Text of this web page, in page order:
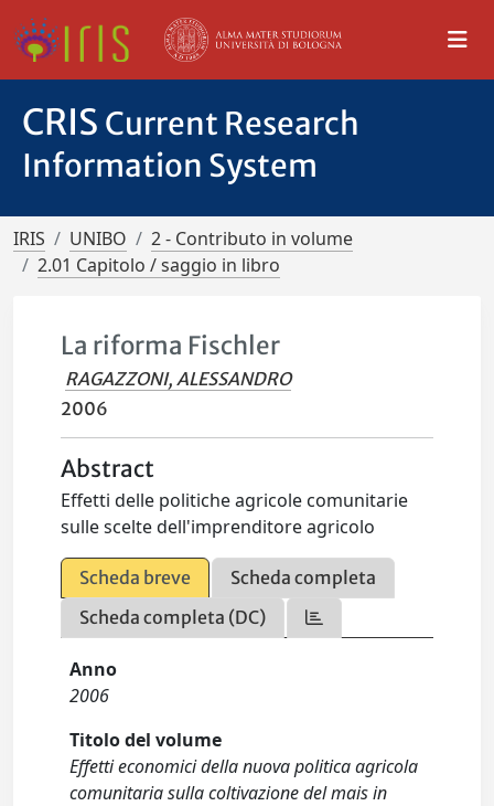
CRIS Current Research
Information System
IRIS UNIBO
2 - Contributo in volume
2.01 Capitolo / saggio in libro
La riforma Fischler
RAGAZZONI, ALESSANDRO
2006
Abstract
Effetti delle politiche agricole comunitarie
sulle scelte dell'imprenditore agricolo
Scheda breve
Scheda completa
Scheda completa (DC)
Anno
2006
Titolo del volume
Effetti economici della nuova politica agricola
comunitaria sulla coltivazione del mais in